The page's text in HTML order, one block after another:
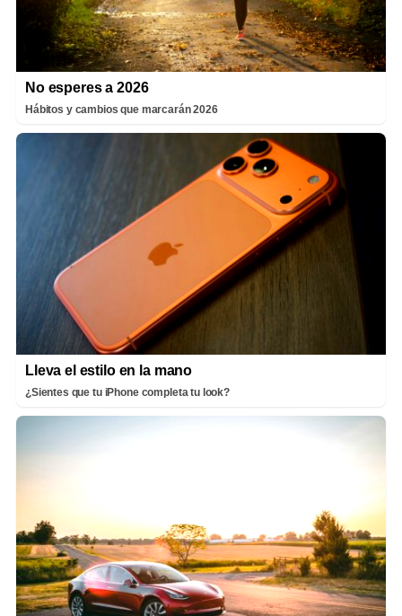
No esperes a 2026
Hábitos y cambios que marcarán 2026
Lleva el estilo en la mano
¿Sientes que tu iPhone completa tu look?